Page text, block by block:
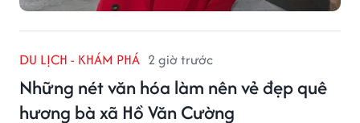
DU LỊCH - KHÁM PHÁ 2 giờ trước
Những nét văn hóa làm nên vẻ đẹp quê
hương bà xã Hồ Văn Cường